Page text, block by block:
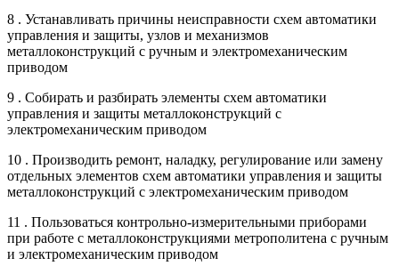
8 . Устанавливать причины неисправности схем автоматики
управления и защиты, узлов и механизмов
металлоконструкций с ручным и электромеханическим
приводом
9 . Собирать и разбирать элементы схем автоматики
управления и защиты металлоконструкций с
электромеханическим приводом
10 . Производить ремонт, наладку, регулирование или замену
отдельных элементов схем автоматики управления и защиты
металлоконструкций с электромеханическим приводом
11 . Пользоваться контрольно-измерительными приборами
при работе с металлоконструкциями метрополитена с ручным
и электромеханическим приводом